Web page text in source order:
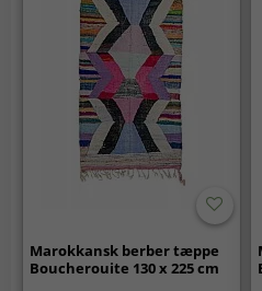
Marokkansk berber tæppe
Boucherouite 130 x 225 cm